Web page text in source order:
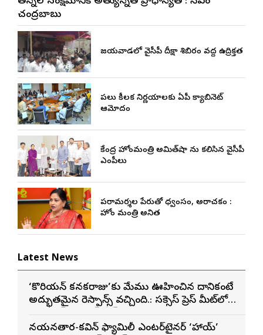
చంద్రబాబు
విజయవాడలో వైసీపీ దీక్షా శిబిరం వద్ద ఉద్రిక్తత
పలు కీలక నిర్ణయాలకు ఏపీ క్యాబినెట్
ఆమోదం
కేంద్ర హోంమంత్రి అమిత్‌షా ను కలిసిన వైసీపీ
ఎంపీలు
పరామర్శల పేరుతో విధ్వంసం, అరాచకం :
హోం మంత్రి అనిత
Latest News
‘కొరియన్ కనకరాజు’కు మేము ఊహించిన దానికంటే
అద్భుతమైన రెస్పాన్స్ వచ్చింది.: సక్సెస్ ప్రెస్ మీట్‌లో
నయనతార-కవిన్ ఫ్యామిలీ ఎంటర్‌టైనర్ ‘హాయ్’